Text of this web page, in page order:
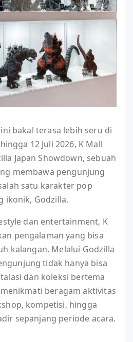
bakal terasa lebih seru di
12 Juli 2026, K Mall
Japan Showdown, sebuah
membawa pengunjung
satu karakter pop
ikonik, Godzilla.
dan entertainment, K
pengalaman yang bisa
kalangan. Melalui Godzilla
tidak hanya bisa
dan koleksi bertema
beragam aktivitas
kompetisi, hingga
sepanjang periode acara.